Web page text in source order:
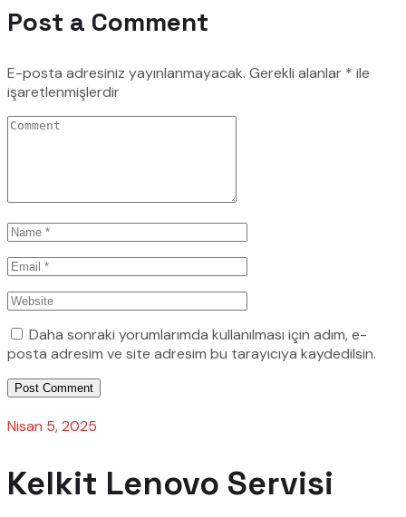
Post a Comment
E-posta adresiniz yayınlanmayacak. Gerekli alanlar * ile
işaretlenmişlerdir
Daha sonraki yorumlarımda kullanılması için adım, e-
posta adresim ve site adresim bu tarayıcıya kaydedilsin.
Post Comment
Nisan 5, 2025
Kelkit Lenovo Servisi